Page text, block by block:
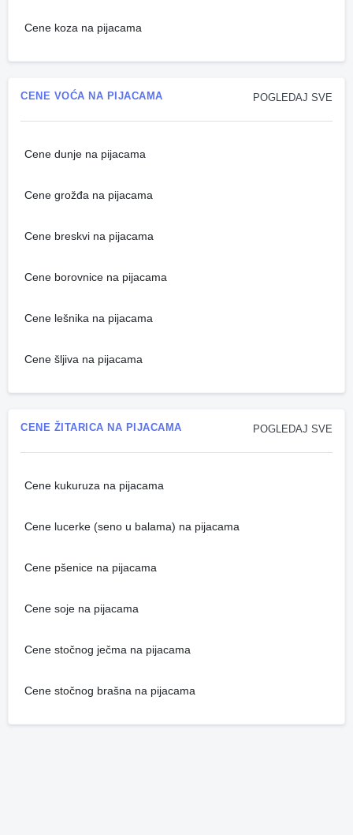
Cene koza na pijacama
POGLEDAJ SVE
CENE VOĆA NA PIJACAMA
Cene dunje na pijacama
Cene grožđa na pijacama
Cene breskvi na pijacama
Cene borovnice na pijacama
Cene lešnika na pijacama
Cene šljiva na pijacama
POGLEDAJ SVE
CENE ŽITARICA NA PIJACAMA
Cene kukuruza na pijacama
Cene lucerke (seno u balama) na pijacama
Cene pšenice na pijacama
Cene soje na pijacama
Cene stočnog ječma na pijacama
Cene stočnog brašna na pijacama